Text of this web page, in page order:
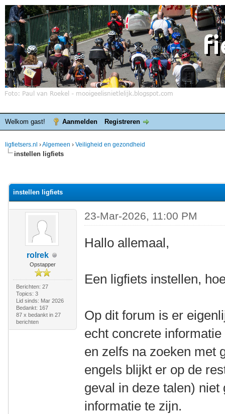
Welkom gast! Aanmelden Registreren
ligfietsers.nl ›Algemeen › Veiligheid en gezondheid
instellen ligfiets
instellen ligfiets
rolrek
Opstapper
Berichten: 27
Topics: 3
Lid sinds: Mar 2026
Bedankt: 167
87 x bedankt in 27
berichten
23-Mar-2026, 11:00 PM
Hallo allemaal,
Een ligfiets instellen,
Op dit forum is er
echt concrete
en zelfs na zoeken met
engels blijkt er op de
geval in deze talen)
informatie te zijn.